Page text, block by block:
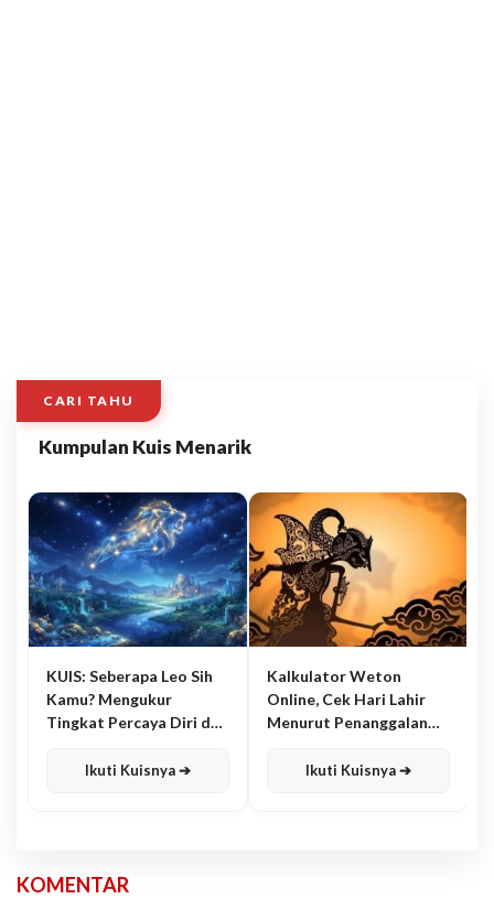
CARI TAHU
Kumpulan Kuis Menarik
KUIS: Seberapa Leo Sih
Kamu? Mengukur
Tingkat Percaya Diri dan
Ikuti Kuisnya ➔
Kalkulator Weton
Online, Cek Hari Lahir
Menurut Penanggalan
Ikuti Kuisnya ➔
KOMENTAR